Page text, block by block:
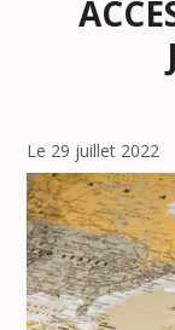
Le 29 juillet 2022